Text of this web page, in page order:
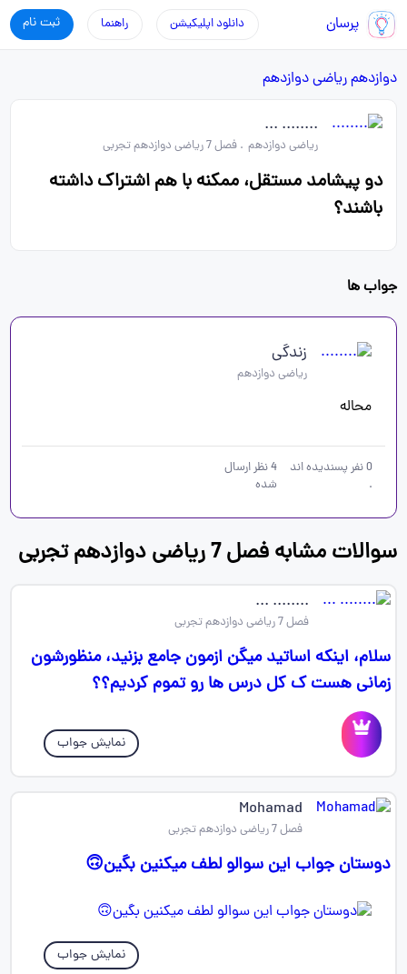
پرسان ثبت نام راهنما دانلود اپلیکیشن
دوازدهمریاضی دوازدهم
........ ...
ریاضی دوازدهم .فصل 7 ریاضی دوازدهم تجربی
دو پیشامد مستقل، ممکنه با هم اشتراک داشته
باشند؟
جواب ها
زندگی
ریاضی دوازدهم
محاله
0نفر پسندیده اند
.
4نظر ارسال
شده
سوالات مشابه فصل 7 ریاضی دوازدهم تجربی
........ ...
فصل 7 ریاضی دوازدهم تجربی
سلام، اینکه اساتید میگن ازمون جامع بزنید، منظورشون
زمانی هست ک کل درس ها رو تموم کردیم؟؟
نمایش جواب
Mohamad
فصل 7 ریاضی دوازدهم تجربی
دوستان جواب این سوالو لطف میکنین بگین🙃
نمایش جواب